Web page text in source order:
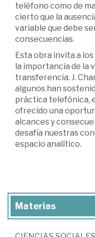
teléfono como de
cierto que la
variable que debe
consecuencias.
Esta obra invita a
la importancia de la
transferencia. J.
algunos han
práctica telefónica,
ofrecido una
alcances y
desafía nuestras
espacio analítico.
Materias